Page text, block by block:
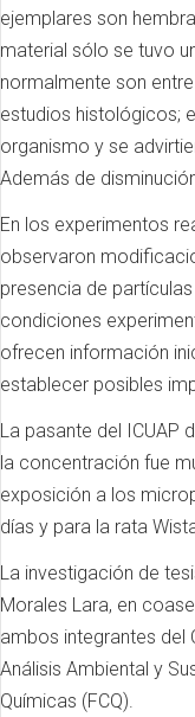
ejemplares son
material sólo se tuvo
normalmente son
estudios histológicos;
organismo y se
Además de
En los experimentos
observaron
presencia de
condiciones
ofrecen información
establecer posibles
La pasante del ICUAP
la concentración fue
exposición a los
días y para la rata
La investigación de
Morales Lara, en
ambos integrantes del
Análisis Ambiental y
Químicas (FCQ).